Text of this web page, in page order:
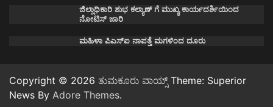
ಜಿಲ್ಲಾಧಿಕಾರಿ ಶುಭ ಕಲ್ಯಾಣ್ ಗೆ ಮುಖ್ಯ ಕಾರ್ಯದರ್ಶಿಯಿಂದ
ನೋಟಿಸ್ ಜಾರಿ
ಮಹಿಳಾ ಪಿಎಸ್ಐ ನಾಪತ್ತೆ ಮಗಳಿಂದ ದೂರು
Copyright © 2026 ತುಮಕೂರು ವಾಯ್ಸ್ Theme: Superior
News By Adore Themes.